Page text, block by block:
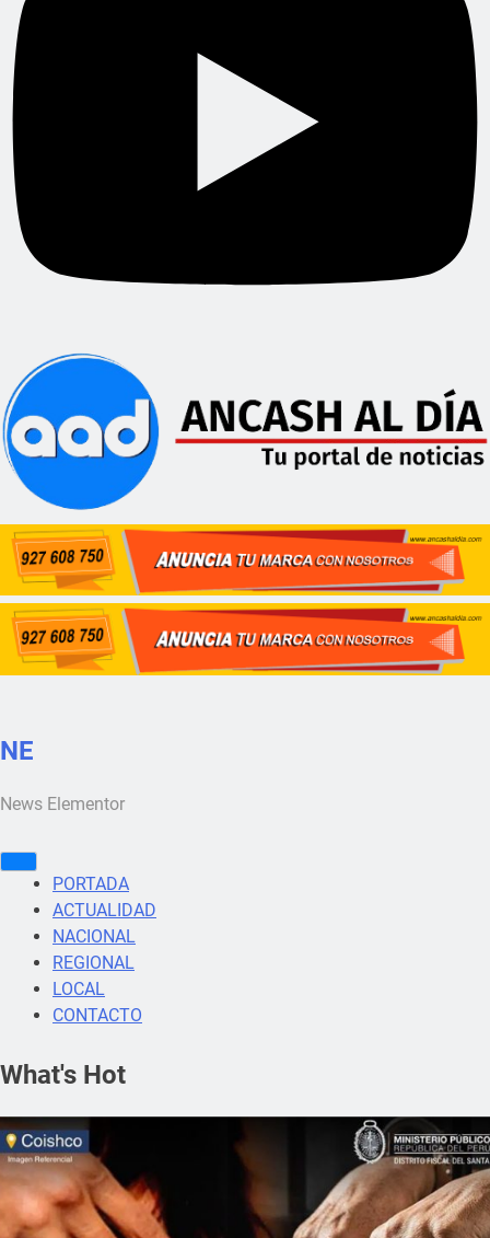
NE
News Elementor
PORTADA
ACTUALIDAD
NACIONAL
REGIONAL
LOCAL
CONTACTO
What's Hot